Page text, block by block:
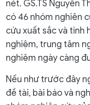
nét. GS.TS Nguyễn
có 46 nhóm nghiên
cứu xuất sắc và tinh
nghiệm, trung tâm
nghiệm ngày càng
Nếu như trước đây
đề tài, bài báo và